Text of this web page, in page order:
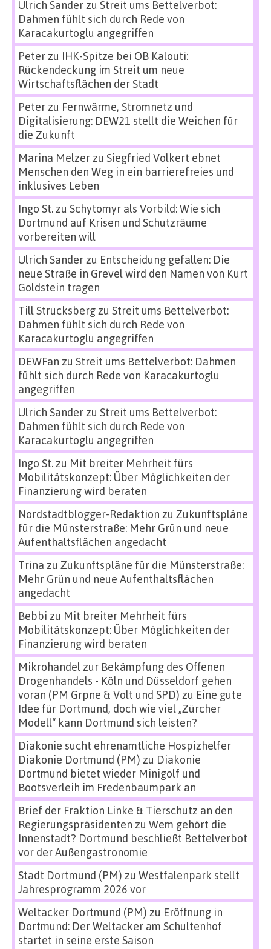
Ulrich Sanderzu Streit ums Bettelverbot:
Dahmen fühlt sich durch Rede von
Karacakurtoglu angegriffen
Peterzu IHK-Spitze bei OB Kalouti:
Rückendeckung im Streit um neue
Wirtschaftsflächen der Stadt
Peterzu Fernwärme, Stromnetz und
Digitalisierung: DEW21 stellt die Weichen für
die Zukunft
Marina Melzerzu Siegfried Volkert ebnet
Menschen den Weg in ein barrierefreies und
inklusives Leben
Ingo St.zu Schytomyr als Vorbild: Wie sich
Dortmund auf Krisen und Schutzräume
vorbereiten will
Ulrich Sanderzu Entscheidung gefallen: Die
neue Straße in Grevel wird den Namen von Kurt
Goldstein tragen
Till Strucksbergzu Streit ums Bettelverbot:
Dahmen fühlt sich durch Rede von
Karacakurtoglu angegriffen
DEWFan zu Streit ums Bettelverbot: Dahmen
fühlt sich durch Rede von Karacakurtoglu
angegriffen
Ulrich Sanderzu Streit ums Bettelverbot:
Dahmen fühlt sich durch Rede von
Karacakurtoglu angegriffen
Ingo St.zu Mit breiter Mehrheit fürs
Mobilitätskonzept: Über Möglichkeiten der
Finanzierung wird beraten
Nordstadtblogger-Redaktion zu Zukunftspläne
für die Münsterstraße: Mehr Grün und neue
Aufenthaltsflächen angedacht
Trina zu Zukunftspläne für die Münsterstraße:
Mehr Grün und neue Aufenthaltsflächen
angedacht
Bebbi zu Mit breiter Mehrheit fürs
Mobilitätskonzept: Über Möglichkeiten der
Finanzierung wird beraten
Mikrohandel zur Bekämpfung des Offenen
Drogenhandels - Köln und Düsseldorf gehen
voran (PM Grpne & Volt und SPD) zu Eine gute
Idee für Dortmund, doch wie viel „Zürcher
Modell“ kann Dortmund sich leisten?
Diakonie sucht ehrenamtliche Hospizhelfer
Diakonie Dortmund (PM) zu Diakonie
Dortmund bietet wieder Minigolf und
Bootsverleih im Fredenbaumpark an
Brief der Fraktion Linke & Tierschutz an den
Regierungspräsidenten zu Wem gehört die
Innenstadt? Dortmund beschließt Bettelverbot
vor der Außengastronomie
Stadt Dortmund (PM) zu Westfalenpark stellt
Jahresprogramm 2026 vor
Weltacker Dortmund (PM) zu Eröffnung in
Dortmund: Der Weltacker am Schultenhof
startet in seine erste Saison